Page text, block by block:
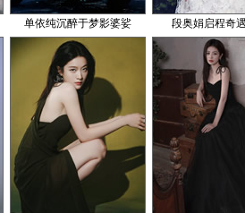
单依纯沉醉于梦影婆娑 段奥娟启程奇